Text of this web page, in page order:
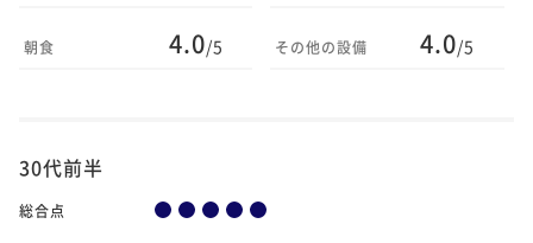
朝食 4.0/5 その他の設備 4.0/5
30代前半
総合点